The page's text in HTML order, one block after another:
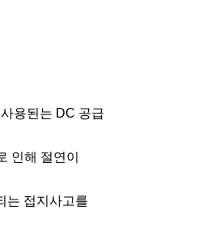
용된는 DC 공급
인해 절연이
는 접지사고를